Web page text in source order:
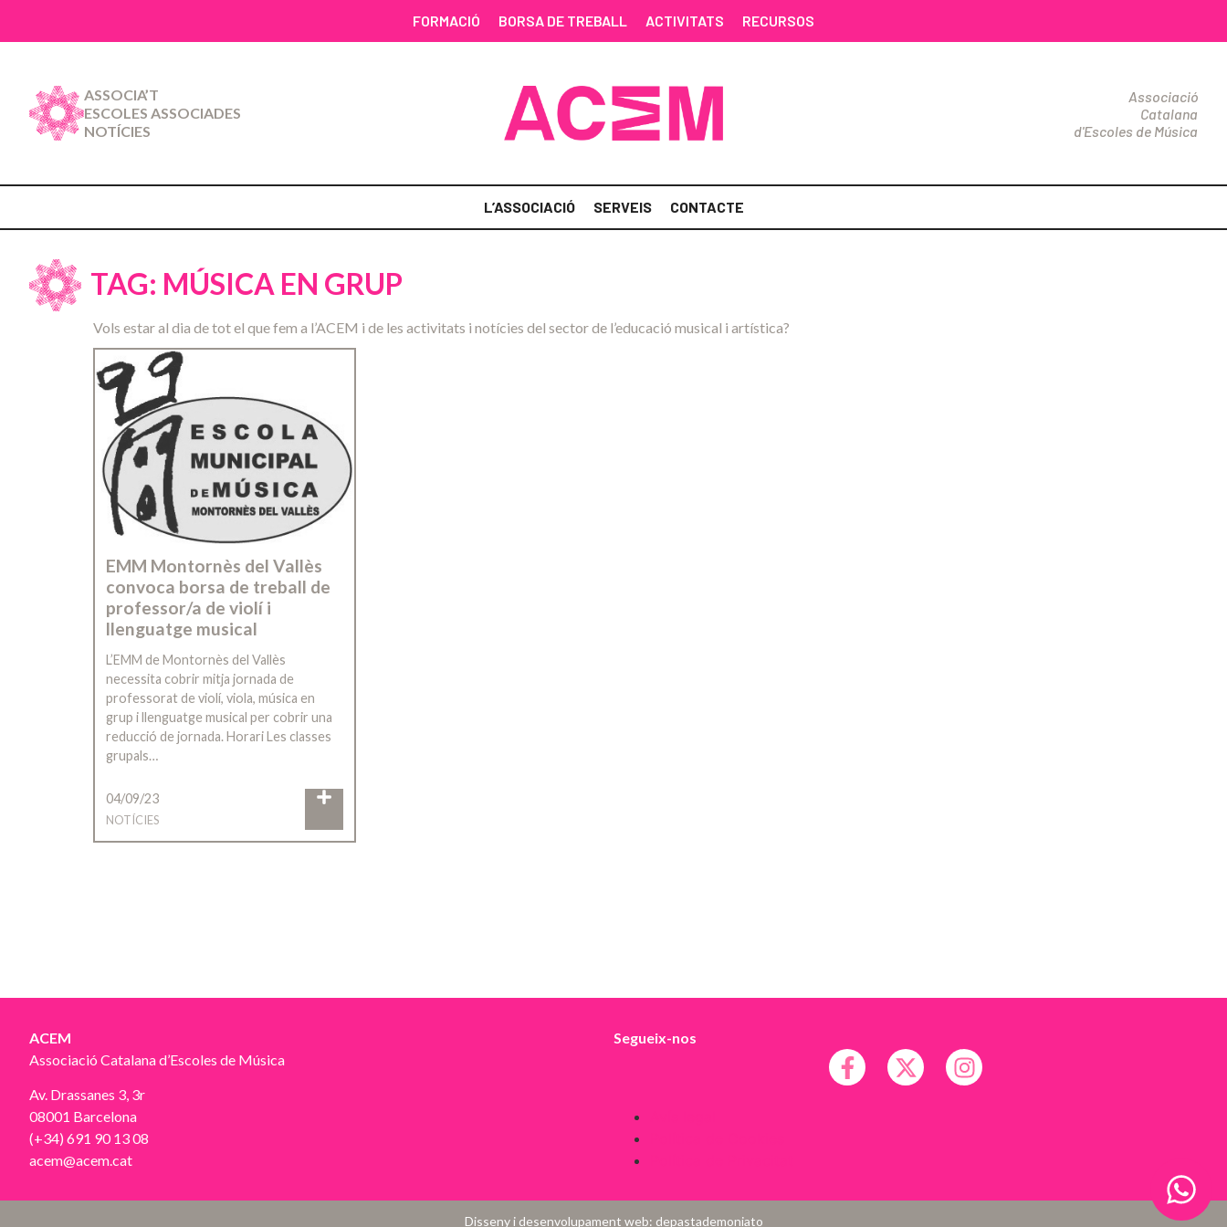
FORMACIÓ BORSA DE TREBALL ACTIVITATS RECURSOS
ASSOCIA’T
ESCOLES ASSOCIADES
NOTÍCIES
Associació
Catalana
d'Escoles de Música
L’ASSOCIACIÓ SERVEIS CONTACTE
TAG: MÚSICA EN GRUP
Vols estar al dia de tot el que fem a l’ACEM i de les activitats i notícies del sector de l’educació musical i artística?
EMM Montornès del Vallès
convoca borsa de treball de
professor/a de violí i
llenguatge musical
L’EMM de Montornès del Vallès
necessita cobrir mitja jornada de
professorat de violí, viola, música en
grup i llenguatge musical per cobrir una
reducció de jornada. Horari Les classes
grupals…
04/09/23
NOTÍCIES
ACEM
Associació Catalana d’Escoles de Música
Av. Drassanes 3, 3r
08001 Barcelona
(+34) 691 90 13 08
acem@acem.cat
Segueix-nos
Disseny i desenvolupament web: depastademoniato